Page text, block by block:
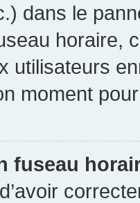
dans le
horaire,
utilisateurs
moment
fuseau